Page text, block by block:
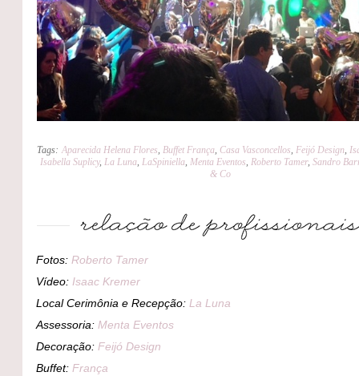
Tags: Aparecida Helena Flores, Buffet França, Casa Vasconcellos, Feijó Design,
Isabella Suplicy, La Luna, LaSpiniella, Menta Eventos, Roberto Tamer, Sandro
& Co
Fotos:Roberto Tamer
Vídeo:Isaac Kremer
Local Cerimônia e Recepção:La Luna
Assessoria:Menta Eventos
Decoração:Feijó Design
Buffet:França